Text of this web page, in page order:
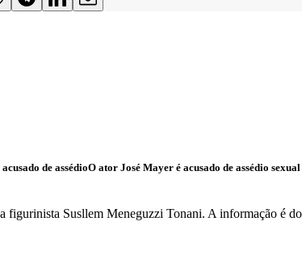
O ator José Mayer é acusado de assédio sexual
figurinista Susllem Meneguzzi Tonani. A informação é